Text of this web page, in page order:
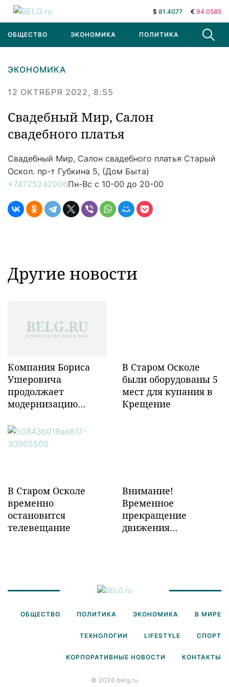
$ 81.4077 € 94.0585
ОБЩЕСТВО ЭКОНОМИКА ПОЛИТИКА В МИРЕ
ЭКОНОМИКА
12 ОКТЯБРЯ 2022, 8:55
Свадебный Мир, Салон
свадебного платья
Свадебный Мир, Салон свадебного платья Старый
Оскол. пр-т Губкина 5, (Дом Быта)
+74725242006Пн-Вс с 10-00 до 20-00
Другие новости
Компания Бориса
Ушеровича
продолжает
модернизацию
инфраструктуры в
Забайкалье
В Старом Осколе
были оборудованы 5
мест для купания в
Крещение
В Старом Осколе
временно
остановится
телевещание
Внимание!
Временное
прекращение
движения
ОБЩЕСТВО ПОЛИТИКА ЭКОНОМИКА В МИРЕ
ТЕХНОЛОГИИ LIFESTYLE СПОРТ
КОРПОРАТИВНЫЕ НОВОСТИ КОНТАКТЫ
© 2026 belg.ru